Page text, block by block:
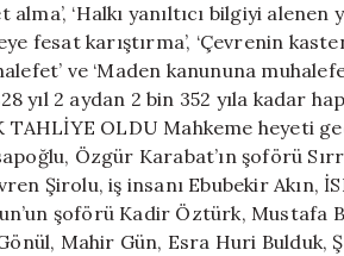
‘Halkı yanıltıcı bilgiyi alenen
fesat karıştırma’, ‘Çevrenin
ve ‘Maden kanununa
yıl 2 aydan 2 bin 352 yıla kadar
TAHLİYE OLDU Mahkeme heyeti
Özgür Karabat’ın şoförü
Şirolu, iş insanı Ebubekir Akın,
şoförü Kadir Öztürk, Mustafa
Mahir Gün, Esra Huri Bulduk,